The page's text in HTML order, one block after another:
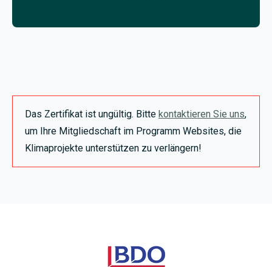
Das Zertifikat ist ungültig. Bitte kontaktieren Sie uns,
um Ihre Mitgliedschaft im Programm Websites, die
Klimaprojekte unterstützen zu verlängern!